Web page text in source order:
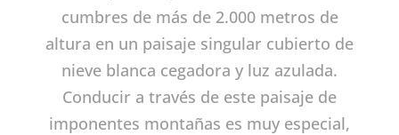
cumbres de más de 2.000 metros de
altura en un paisaje singular cubierto de
nieve blanca cegadora y luz azulada.
Conducir a través de este paisaje de
imponentes montañas es muy especial,